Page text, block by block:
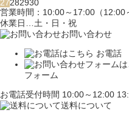
27282930
営業時間：10:00～17:00（12:00
休業日…土・日・祝
お問い合わせ
お電話
フォーム
お電話受付時間 10:00～12:00
送料について